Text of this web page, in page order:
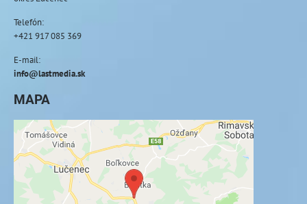
Telefón:
+421 917 085 369
E-mail:
info@lastmedia.sk
MAPA
Externý obsah je blokovaný Voľbami
súkromia
Prajete si načítať externý obsah?